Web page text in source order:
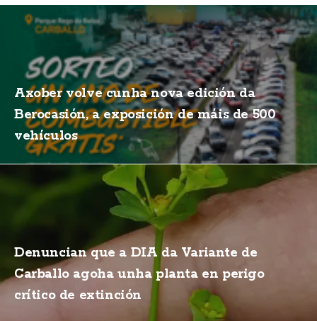
Axober volve cunha nova edición da
Berocasión, a exposición de máis de 500
vehículos
Denuncian que a DIA da Variante de
Carballo agoha unha planta en perigo
crítico de extinción